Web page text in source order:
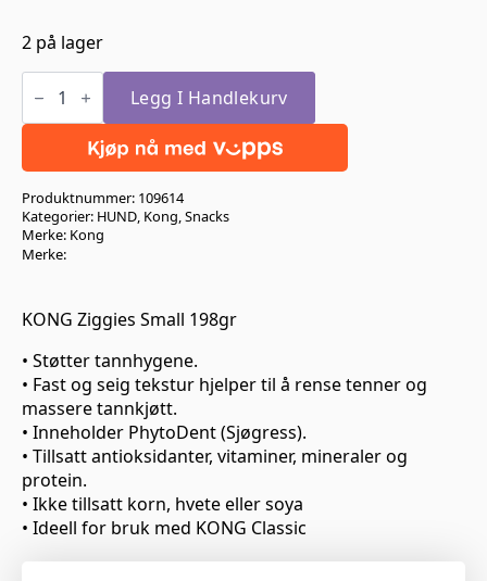
2 på lager
KONG
Ziggies
198gr
Legg I Handlekurv
Produktnummer: 109614
Kategorier: HUND, Kong,Snacks
Merke: Kong
Merke:
KONG Ziggies Small 198gr
• Støtter tannhygene.
• Fast og seig tekstur hjelper til å rense tenner og
massere tannkjøtt.
• Inneholder PhytoDent (Sjøgress).
• Tillsatt antioksidanter, vitaminer, mineraler og
protein.
• Ikke tillsatt korn, hvete eller soya
• Ideell for bruk med KONG Classic